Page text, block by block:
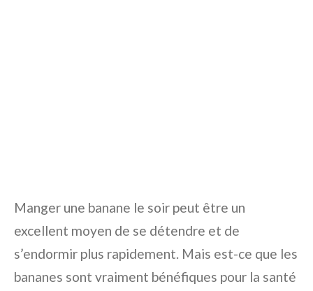
Manger une banane le soir peut être un
excellent moyen de se détendre et de
s’endormir plus rapidement. Mais est-ce que les
bananes sont vraiment bénéfiques pour la santé